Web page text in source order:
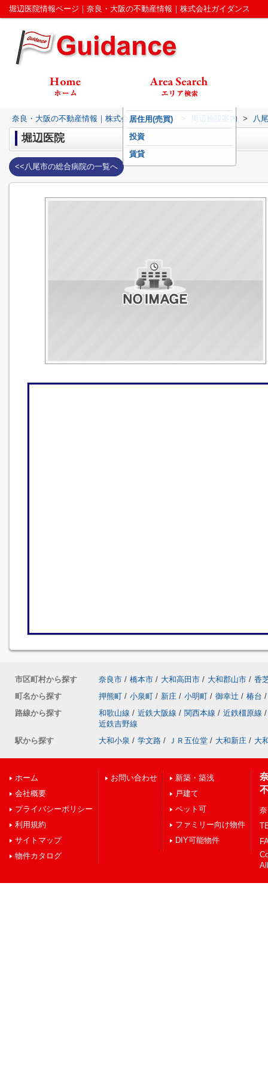
堀辺医院情報ページ｜奈良・大阪の不動産情報｜株式会社ガイダンス
居住用(売買)
投資
賃貸
奈良・大阪の不動産情報｜株式会社ガイダンス 周辺施設案内 > 八
堀辺医院
<<八尾市の総合病院の一覧へ
市区町村から探す 奈良市 / 橋本市 / 大和高田市 / 大和郡山市 / 香
町名から探す
押熊町 / 小泉町 / 新庄 / 小明町 / 御幸辻 / 椿台 /
路線から探す
和歌山線 / 近鉄大阪線 / 関西本線 / 近鉄橿原線 /
近鉄吉野線
駅から探す
大和小泉 / 学文路 / ＪＲ五位堂 / 大和新庄 / 大
ホーム
会社概要
プライバシーポリシー
利用規約
サイトマップ
物件カタログ
お問い合わせ
新築・築浅
戸建て
ペット可
ファミリー向け物件
DIY可能物件